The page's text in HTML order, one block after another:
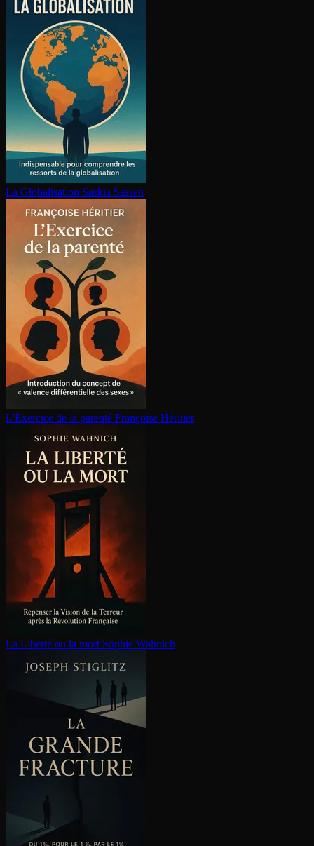
La Glo­ba­li­sa­tion Saskia Sassen
L'Exercice de la parenté Françoise Héritier
La Liberté ou la mort Sophie Wahnich